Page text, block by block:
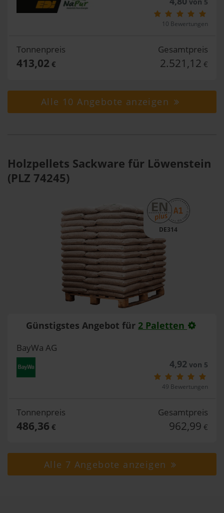
10 Bewertungen
Tonnenpreis
413,02 €
Gesamtpreis
2.521,12 €
Alle 10 Angebote anzeigen
Holzpellets Sackware für Löwenstein
(PLZ 74245)
DE314
Günstigstes Angebot für 2 Paletten
BayWa AG
4,92von 5
49 Bewertungen
Tonnenpreis
486,36 €
Gesamtpreis
962,99 €
Alle 7 Angebote anzeigen